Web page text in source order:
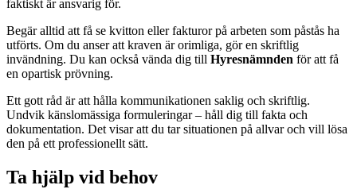
faktiskt är ansvarig för.
Begär alltid att få se kvitton eller fakturor på arbeten som påstås ha
utförts. Om du anser att kraven är orimliga, gör en skriftlig
invändning. Du kan också vända dig till Hyresnämnden för att få
en opartisk prövning.
Ett gott råd är att hålla kommunikationen saklig och skriftlig.
Undvik känslomässiga formuleringar – håll dig till fakta och
dokumentation. Det visar att du tar situationen på allvar och vill lösa
den på ett professionellt sätt.
Ta hjälp vid behov